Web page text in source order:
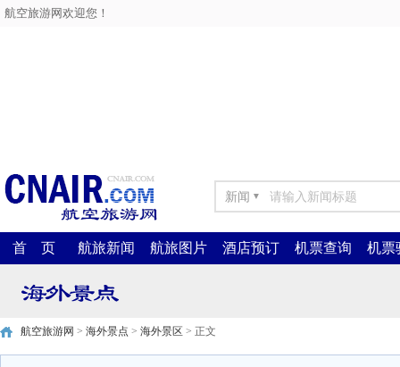
航空旅游网欢迎您！
新闻 ▼
首 页 航旅新闻 航旅图片 酒店预订 机票查询 机票
航空旅游网 > 海外景点 > 海外景区 > 正文